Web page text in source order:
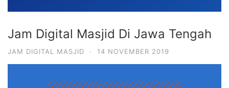
Jam Digital Masjid Di Jawa Tengah
JAM DIGITAL MASJID · 14 NOVEMBER 2019